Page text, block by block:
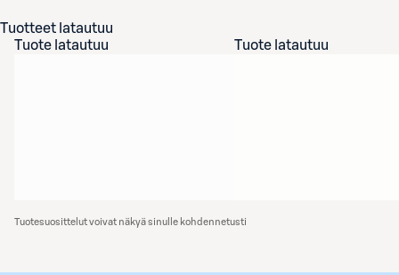
Tuotteet latautuu
Tuote latautuu
Tuote latautuu
Tuotesuosittelut voivat näkyä sinulle kohdennetusti